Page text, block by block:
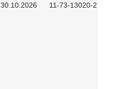
30.10.2026 11-73-13020-2601